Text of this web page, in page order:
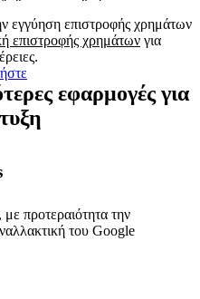
εγγύηση επιστροφής χρημάτων
επιστροφής χρημάτων για
εφαρμογές για
προτεραιότητα την
του Google